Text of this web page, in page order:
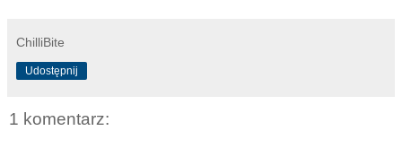
ChilliBite
Udostępnij
1 komentarz: